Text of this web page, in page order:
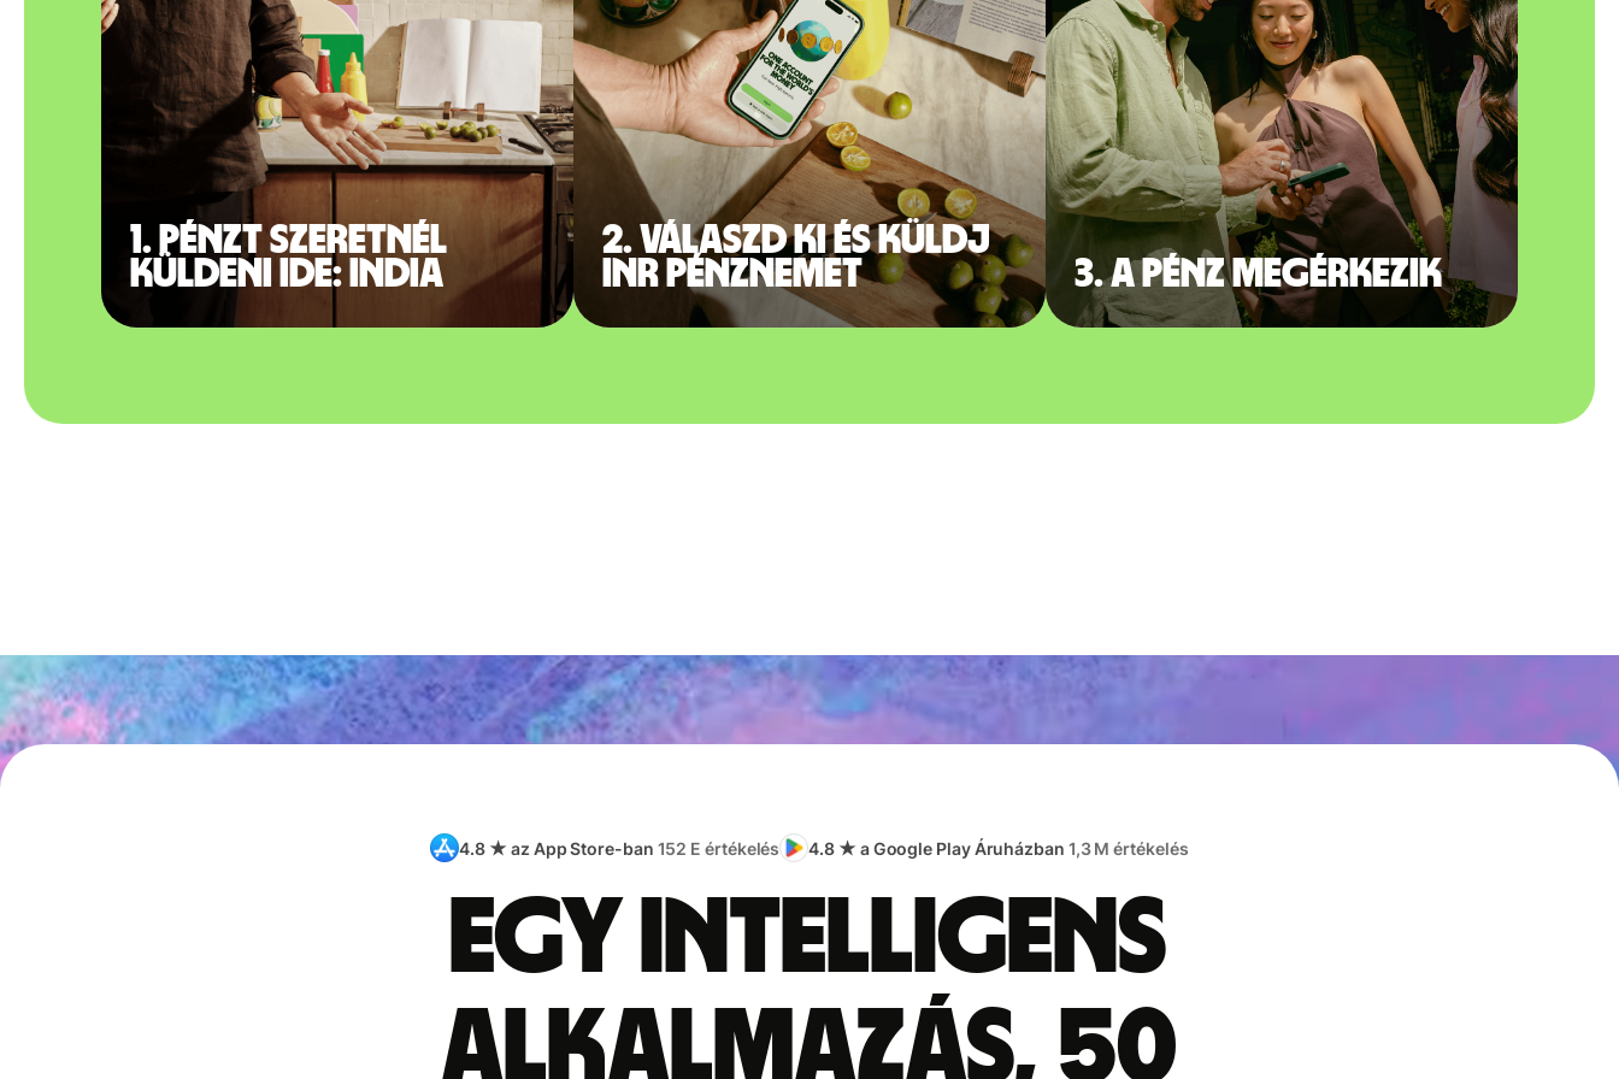
1. Pénzt szeretnél
küldeni ide: India
2. Válaszd ki és küldj
INR pénznemet
3. A pénz megérkezik
4.8 ★ az App Store-ban 152 E értékelés 4.8 ★ a Google Play Áruházban 1,3 M értékelés
Egy intelligens
alkalmazás, 50